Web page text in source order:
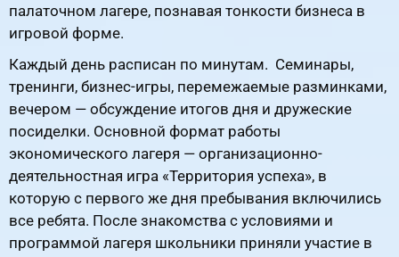
палаточном лагере, познавая тонкости бизнеса в
игровой форме.
Каждый день расписан по минутам. Семинары,
тренинги, бизнес-игры, перемежаемые разминками,
вечером — обсуждение итогов дня и дружеские
посиделки. Основной формат работы
экономического лагеря — организационно-
деятельностная игра «Территория успеха», в
которую с первого же дня пребывания включились
все ребята. После знакомства с условиями и
программой лагеря школьники приняли участие в